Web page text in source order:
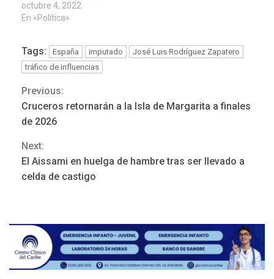
octubre 4, 2022
En «Política»
Tags: España imputado
José Luis Rodríguez Zapatero
tráfico de influencias
Continue
Reading
Previous:
Cruceros retornarán a la Isla de Margarita a finales
de 2026
Next:
El Aissami en huelga de hambre tras ser llevado a
celda de castigo
ECONOMÍA ÚLTIMA HORA
NACIONALES
TITULARES
ÚLTIMA HORA
Dólar cierra la semana en